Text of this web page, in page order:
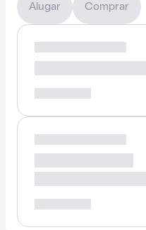
Alugar Comprar